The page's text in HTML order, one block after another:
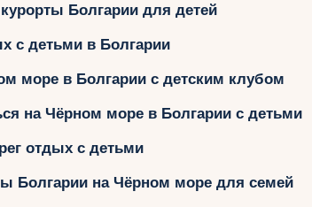
Болгарии для детей
с детьми в Болгарии
море в Болгарии с детским клубом
на Чёрном море в Болгарии с детьми
отдых с детьми
Болгарии на Чёрном море для семей